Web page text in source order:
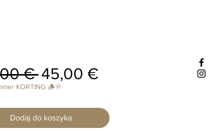
€ Regularna
cena
45,00 €Cena
KORTING 🪵🌞
Dodaj do koszyka